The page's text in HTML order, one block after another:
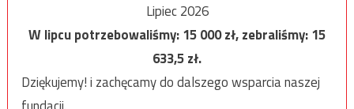
Lipiec 2026
W lipcu potrzebowaliśmy:15 000zł, zebraliśmy:15
633,5zł.
Dziękujemy! i zachęcamy do dalszego wsparcia naszej